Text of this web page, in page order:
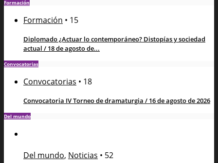
Formación
Formación • 15
Diplomado ¿Actuar lo contemporáneo? Distopías y sociedad
actual / 18 de agosto de...
Convocatorias
Convocatorias • 18
Convocatoria IV Torneo de dramaturgia / 16 de agosto de 2026
Del mundo
Del mundo, Noticias • 52